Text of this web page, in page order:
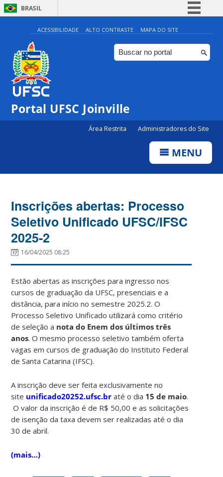
BRASIL
Simplifique!
Comunica BR
Participe
ACESSIBILIDADE ALTO CONTRASTE MAPA DO SITE
Portal UFSC Joinville
Área Restrita Administradores do Site
MENU
Inscrições abertas: Processo
Seletivo Unificado UFSC/IFSC
2025-2
16/04/2025 08:25
Estão abertas as inscrições para ingresso nos
cursos de graduação da UFSC, presenciais e a
distância, para início no semestre 2025.2. O
Processo Seletivo Unificado utilizará como critério
de seleção a nota do Enem dos últimos três
anos. O mesmo processo seletivo também oferta
vagas em cursos de graduação do Instituto Federal
de Santa Catarina (IFSC).
A inscrição deve ser feita exclusivamente no
site unificado20252.ufsc.br até o dia 15 de maio.
O valor da inscrição é de R$ 50,00 e as solicitações
de isenção da taxa devem ser realizadas até o dia
30 de abril.
(mais…)